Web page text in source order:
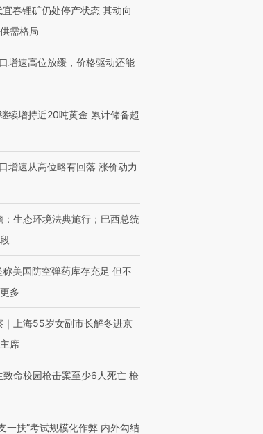
【特别呈现】寻找100种
有意思的生活方式·第三对
CFO：不靠规模取胜，华
住三大增长引擎是什么？
春锂矿仍处停产状态 其动向
需格局
增速高位放缓，价格驱动还能
续增持近20吨黄金 累计储备超
增速从高位略有回落 涨价动力
：生态环境法典施行；巴西总统
美国防空弹药库存充足 但不
多
｜上海55岁女副市长解冬进京
席
致命校园枪击案至少6人死亡 枪
一扶”考试规模化作弊 内外勾结